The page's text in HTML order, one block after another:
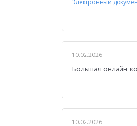
Обзор возможностей
Управление
Повышение
Электронный
10.02.2026
Большая онлайн-
10.02.2026